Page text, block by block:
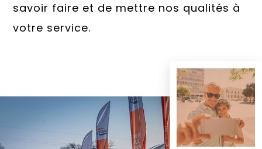
savoir faire et de mettre nos qualités à
votre service.